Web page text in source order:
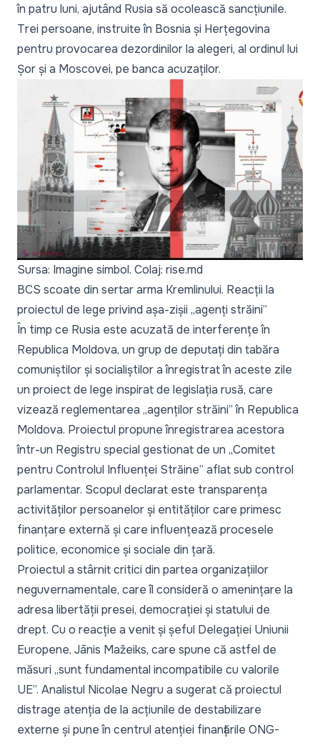
în patru luni, ajutând Rusia să ocolească sancțiunile.
Trei persoane, instruite în Bosnia și Herțegovina
pentru provocarea dezordinilor la alegeri, al ordinul lui
Șor și a Moscovei, pe banca acuzaților.
Sursa: Imagine simbol. Colaj: rise.md
BCS scoate din sertar arma Kremlinului. Reacții la
proiectul de lege privind așa-zișii „agenți străini”
În timp ce Rusia este acuzată de interferențe în
Republica Moldova, un grup de deputați din tabăra
comuniștilor și socialiștilor a înregistrat în aceste zile
un proiect de lege inspirat de legislația rusă, care
vizează reglementarea „agenților străini” în Republica
Moldova. Proiectul propune înregistrarea acestora
într-un Registru special gestionat de un „Comitet
pentru Controlul Influenței Străine” aflat sub control
parlamentar. Scopul declarat este transparența
activităților persoanelor și entităților care primesc
finanțare externă și care influențează procesele
politice, economice și sociale din țară.
Proiectul a stârnitcritici din partea organizațiilor
neguvernamentale, care îl consideră o amenințare la
adresa libertății presei, democrației și statului de
drept. Cu o reacție a venit și șeful Delegației Uniunii
Europene, Jānis Mažeiks, care spune că astfel de
măsuri „sunt fundamental incompatibile cu valorile
UE”. Analistul Nicolae Negru a sugerat că proiectul
distrage atenția de la acțiunile de destabilizare
externe și pune în centrul atenției finanțările ONG-